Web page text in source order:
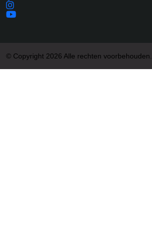
© Copyright 2026 Alle rechten voorbehouden.